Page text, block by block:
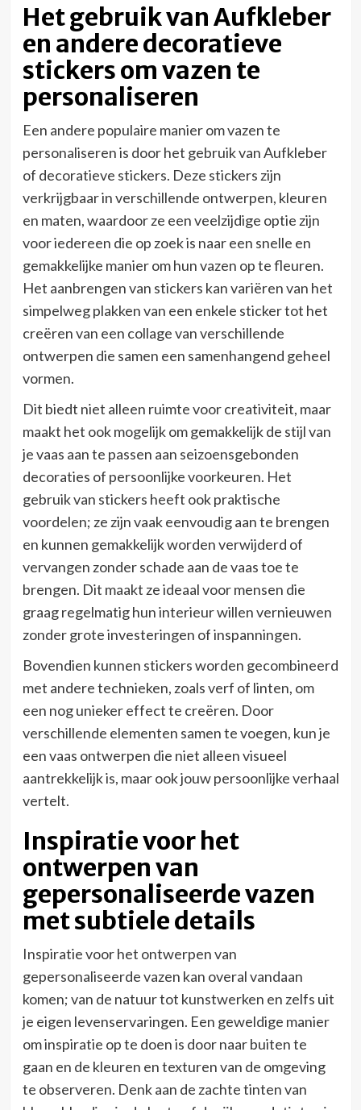
Het gebruik van Aufkleber
en andere decoratieve
stickers om vazen te
personaliseren
Een andere populaire manier om vazen te
personaliseren is door het gebruik van Aufkleber
of decoratieve stickers. Deze stickers zijn
verkrijgbaar in verschillende ontwerpen, kleuren
en maten, waardoor ze een veelzijdige optie zijn
voor iedereen die op zoek is naar een snelle en
gemakkelijke manier om hun vazen op te fleuren.
Het aanbrengen van stickers kan variëren van het
simpelweg plakken van een enkele sticker tot het
creëren van een collage van verschillende
ontwerpen die samen een samenhangend geheel
vormen.
Dit biedt niet alleen ruimte voor creativiteit, maar
maakt het ook mogelijk om gemakkelijk de stijl van
je vaas aan te passen aan seizoensgebonden
decoraties of persoonlijke voorkeuren. Het
gebruik van stickers heeft ook praktische
voordelen; ze zijn vaak eenvoudig aan te brengen
en kunnen gemakkelijk worden verwijderd of
vervangen zonder schade aan de vaas toe te
brengen. Dit maakt ze ideaal voor mensen die
graag regelmatig hun interieur willen vernieuwen
zonder grote investeringen of inspanningen.
Bovendien kunnen stickers worden gecombineerd
met andere technieken, zoals verf of linten, om
een nog unieker effect te creëren. Door
verschillende elementen samen te voegen, kun je
een vaas ontwerpen die niet alleen visueel
aantrekkelijk is, maar ook jouw persoonlijke verhaal
vertelt.
Inspiratie voor het
ontwerpen van
gepersonaliseerde vazen
met subtiele details
Inspiratie voor het ontwerpen van
gepersonaliseerde vazen kan overal vandaan
komen; van de natuur tot kunstwerken en zelfs uit
je eigen levenservaringen. Een geweldige manier
om inspiratie op te doen is door naar buiten te
gaan en de kleuren en texturen van de omgeving
te observeren. Denk aan de zachte tinten van